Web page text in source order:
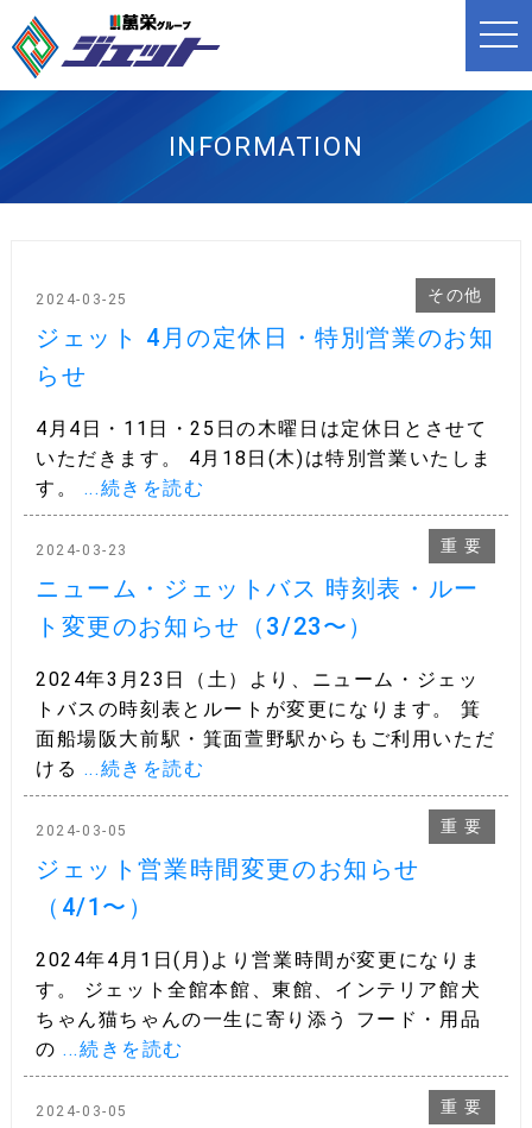
t
o
n
g
INFORMATION
2024-03-25
ジェット 4月の定休日・特別営業のお知
らせ
その他
4月4日・11日・25日の木曜日は定休日とさせて
いただきます。 4月18日(木)は特別営業いたしま
す。 ...続きを読む
2024-03-23
ニューム・ジェットバス 時刻表・ルー
ト変更のお知らせ（3/23〜）
重 要
2024年3月23日（土）より、ニューム・ジェッ
トバスの時刻表とルートが変更になります。 箕
面船場阪大前駅・箕面萱野駅からもご利用いただ
ける ...続きを読む
2024-03-05
ジェット営業時間変更のお知らせ
（4/1〜）
重 要
2024年4月1日(月)より営業時間が変更になりま
す。 ジェット全館本館、東館、インテリア館犬
ちゃん猫ちゃんの一生に寄り添う フード・用品
の...続きを読む
2024-03-05 重 要